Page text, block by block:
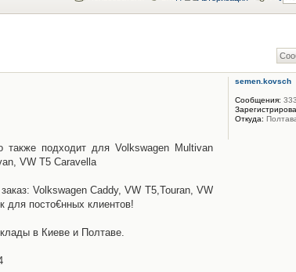
подходит для Volkswagen Multivan
VW T5 Caravella
Volkswagen Caddy, VW T5,Touran, VW
для посто€нных клиентов!
в Киеве и Полтаве.
semen.kovsch
Сообщения: 333
Откуда: